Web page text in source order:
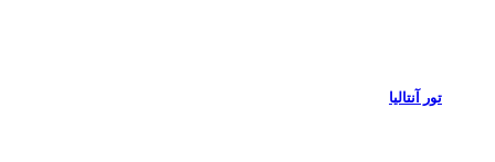
تور آنتالیا